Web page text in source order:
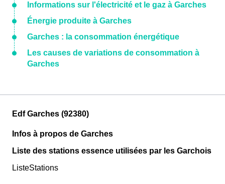
Informations sur l'électricité et le gaz à Garches
Énergie produite à Garches
Garches : la consommation énergétique
Les causes de variations de consommation à
Garches
Edf Garches (92380)
Infos à propos de Garches
Liste des stations essence utilisées par les Garchois
ListeStations